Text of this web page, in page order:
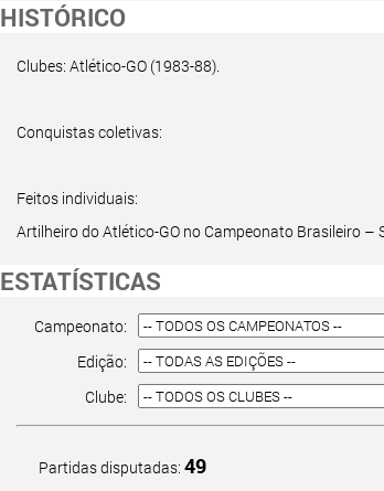
HISTÓRICO
Clubes: Atlético-GO (1983-88).
Conquistas coletivas:
Feitos individuais:
Artilheiro do Atlético-GO no Campeonato Brasileiro –
ESTATÍSTICAS
Campeonato:
Edição:
Clube:
Partidas disputadas: 49